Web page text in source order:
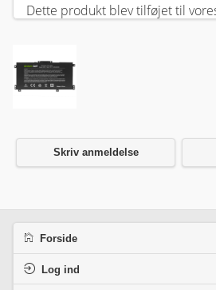
Skriv anmeldelse
Forside
Log ind